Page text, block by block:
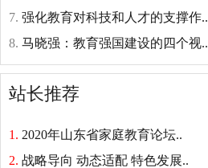
7. 强化教育对科技和人才的支撑作..
8. 马晓强：教育强国建设的四个视..
站长推荐
1. 2020年山东省家庭教育论坛..
2. 战略导向 动态适配 特色发展..